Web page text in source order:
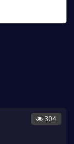
304